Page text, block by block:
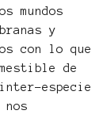
mundos
y
con lo que
de
especie
nos